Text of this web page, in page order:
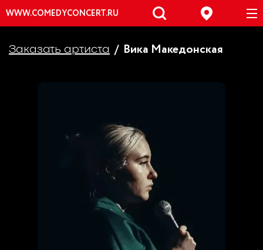
WWW.COMEDYCONCERT.RU
Заказать артиста Вика Македонская